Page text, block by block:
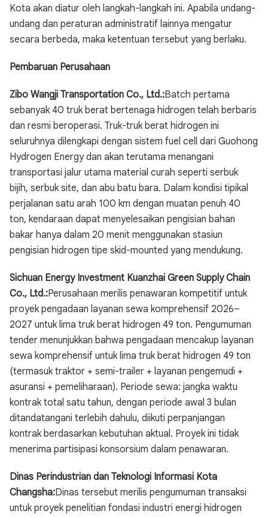
Kota akan diatur oleh langkah-langkah ini. Apabila undang-
undang dan peraturan administratif lainnya mengatur
secara berbeda, maka ketentuan tersebut yang berlaku.
Pembaruan Perusahaan
Zibo Wangji Transportation Co., Ltd.:Batch pertama
sebanyak 40 truk berat bertenaga hidrogen telah berbaris
dan resmi beroperasi. Truk-truk berat hidrogen ini
seluruhnya dilengkapi dengan sistem fuel cell dari Guohong
Hydrogen Energy dan akan terutama menangani
transportasi jalur utama material curah seperti serbuk
bijih, serbuk site, dan abu batu bara. Dalam kondisi tipikal
perjalanan satu arah 100 km dengan muatan penuh 40
ton, kendaraan dapat menyelesaikan pengisian bahan
bakar hanya dalam 20 menit menggunakan stasiun
pengisian hidrogen tipe skid-mounted yang mendukung.
Sichuan Energy Investment Kuanzhai Green Supply Chain
Co., Ltd.:Perusahaan merilis penawaran kompetitif untuk
proyek pengadaan layanan sewa komprehensif 2026–
2027 untuk lima truk berat hidrogen 49 ton. Pengumuman
tender menunjukkan bahwa pengadaan mencakup layanan
sewa komprehensif untuk lima truk berat hidrogen 49 ton
(termasuk traktor + semi-trailer + layanan pengemudi +
asuransi + pemeliharaan). Periode sewa: jangka waktu
kontrak total satu tahun, dengan periode awal 3 bulan
ditandatangani terlebih dahulu, diikuti perpanjangan
kontrak berdasarkan kebutuhan aktual. Proyek ini tidak
menerima partisipasi konsorsium dalam penawaran.
Dinas Perindustrian dan Teknologi Informasi Kota
Changsha:Dinas tersebut merilis pengumuman transaksi
untuk proyek penelitian fondasi industri energi hidrogen